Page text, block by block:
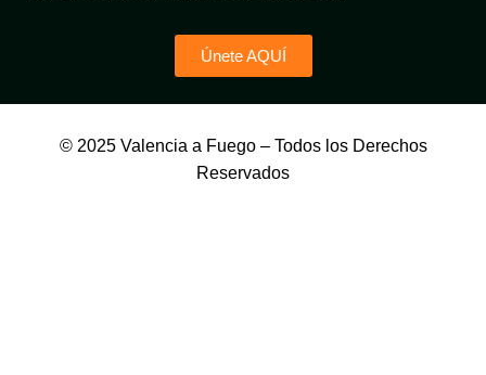
Únete AQUÍ
© 2025 Valencia a Fuego – Todos los Derechos
Reservados